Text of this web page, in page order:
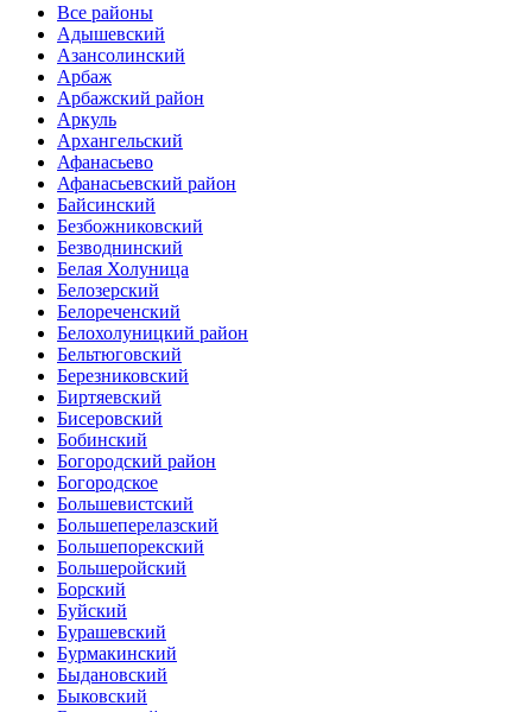
Все районы
Адышевский
Азансолинский
Арбаж
Арбажский район
Аркуль
Архангельский
Афанасьево
Афанасьевский район
Байсинский
Безбожниковский
Безводнинский
Белая Холуница
Белозерский
Белореченский
Белохолуницкий район
Бельтюговский
Березниковский
Биртяевский
Бисеровский
Бобинский
Богородский район
Богородское
Большевистский
Большеперелазский
Большепорекский
Большеройский
Борский
Буйский
Бурашевский
Бурмакинский
Быдановский
Быковский